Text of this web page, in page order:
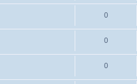
0
0
0